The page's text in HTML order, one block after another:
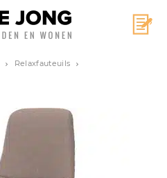
Relaxfauteuils